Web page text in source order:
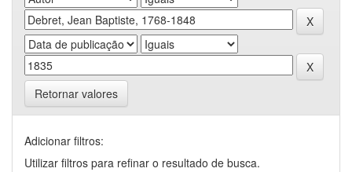
Retornar valores
Adicionar filtros:
Utilizar filtros para refinar o resultado de busca.